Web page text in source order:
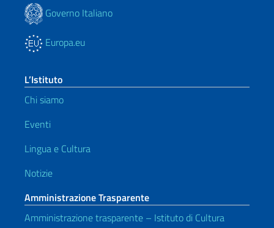
Governo Italiano
Europa.eu
L’Istituto
Chi siamo
Eventi
Lingua e Cultura
Notizie
Amministrazione Trasparente
Amministrazione trasparente – Istituto di Cultura